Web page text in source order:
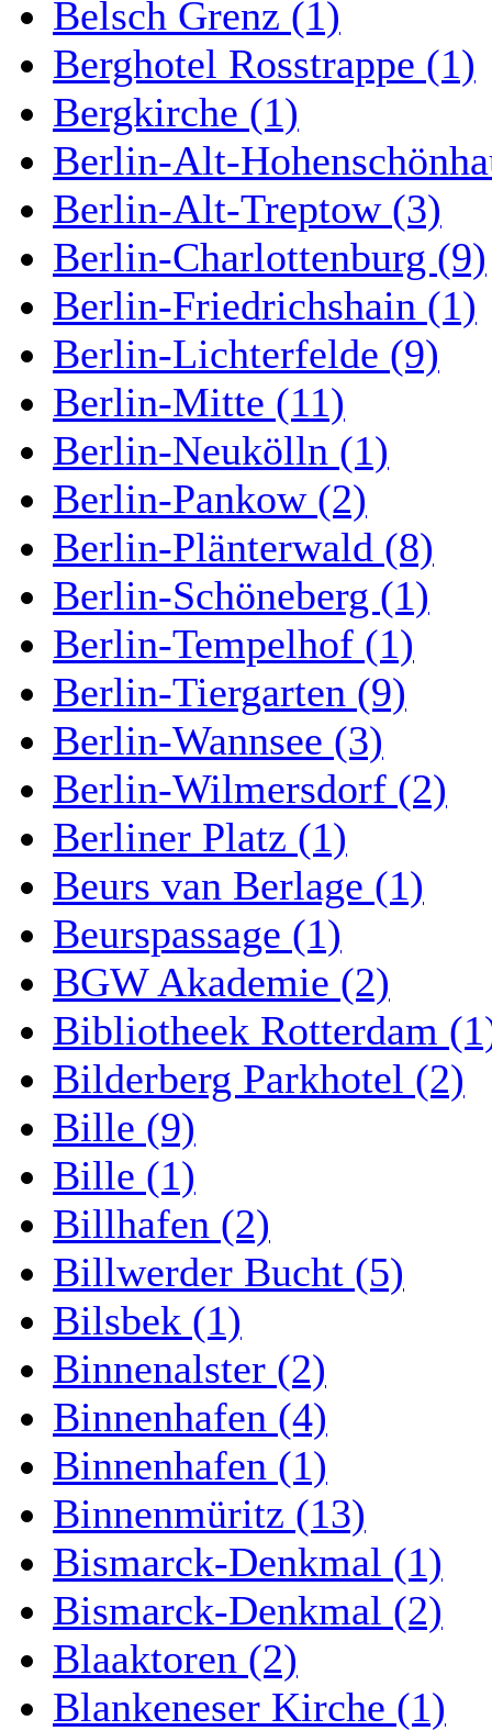
Belsch Grenz (1)
Berghotel Rosstrappe (1)
Bergkirche (1)
Berlin-Alt-
Berlin-Alt-Treptow (3)
Berlin-Charlottenburg (9)
Berlin-Friedrichshain (1)
Berlin-Lichterfelde (9)
Berlin-Mitte (11)
Berlin-Neukölln (1)
Berlin-Pankow (2)
Berlin-Plänterwald (8)
Berlin-Schöneberg (1)
Berlin-Tempelhof (1)
Berlin-Tiergarten (9)
Berlin-Wannsee (3)
Berlin-Wilmersdorf (2)
Berliner Platz (1)
Beurs van Berlage (1)
Beurspassage (1)
BGW Akademie (2)
Bibliotheek Rotterdam
Bilderberg Parkhotel (2)
Bille (9)
Bille (1)
Billhafen (2)
Billwerder Bucht (5)
Bilsbek (1)
Binnenalster (2)
Binnenhafen (4)
Binnenhafen (1)
Binnenmüritz (13)
Bismarck-Denkmal (1)
Bismarck-Denkmal (2)
Blaaktoren (2)
Blankeneser Kirche (1)